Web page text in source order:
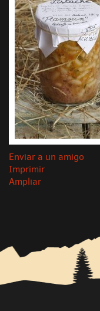
Enviar a un amigo
Imprimir
Ampliar